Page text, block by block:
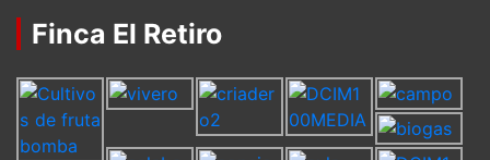
Finca El Retiro